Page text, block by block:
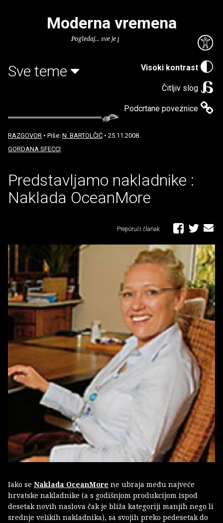
Visoki kontrast
Čitljiv slog
Podcrtane poveznice
Moderna vremena
Pogledaj... sve je puno knjiga.
Sve teme
RAZGOVOR • Piše: N. BARTOLČIĆ • 25.11.2008.
GORDANA SFECCI
Predstavljamo nakladnike :
Naklada OceanMore
Preporuči članak
Iako se Naklada OceanMore ne ubraja među najveće
hrvatske nakladnike (a s godišnjom produkcijom ispod
desetak novih naslova čak je bliža kategoriji manjih nego li
srednje velikih nakladnika), sa svojih preko pedesetak do